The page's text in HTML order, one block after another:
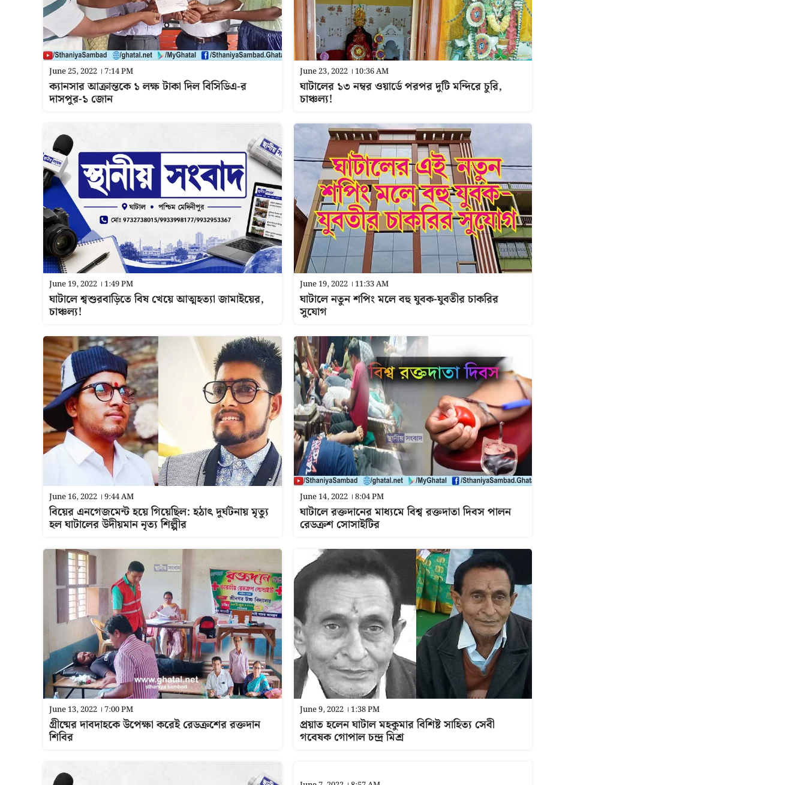
June 25, 2022 । 7:14 PM
ক্যানসার আক্রান্তকে ১ লক্ষ টাকা দিল বিসিডিএ-র
দাসপুর-১ জোন
June 23, 2022 । 10:36 AM
ঘাটালের ১৩ নম্বর ওয়ার্ডে পরপর দুটি মন্দিরে চুরি,
চাঞ্চল্য!
June 19, 2022 । 1:49 PM
ঘাটালে শ্বশুরবাড়িতে বিষ খেয়ে আত্মহত্যা জামাইয়ের,
চাঞ্চল্য!
June 19, 2022 । 11:33 AM
ঘাটালে নতুন শপিং মলে বহু যুবক-যুবতীর চাকরির
সুযোগ
June 16, 2022 । 9:44 AM
বিয়ের এনগেজমেন্ট হয়ে গিয়েছিল: হঠাৎ দুর্ঘটনায় মৃত্যু
হল ঘাটালের উদীয়মান নৃত্য শিল্পীর
June 14, 2022 । 8:04 PM
ঘাটালে রক্তদানের মাধ্যমে বিশ্ব রক্তদাতা দিবস পালন
রেডক্রশ সোসাইটির
June 13, 2022 । 7:00 PM
গ্রীষ্মের দাবদাহকে উপেক্ষা করেই রেডক্রশের রক্তদান
শিবির
June 9, 2022 । 1:38 PM
প্রয়াত হলেন ঘাটাল মহকুমার বিশিষ্ট সাহিত্য সেবী
গবেষক গোপাল চন্দ্র মিশ্র